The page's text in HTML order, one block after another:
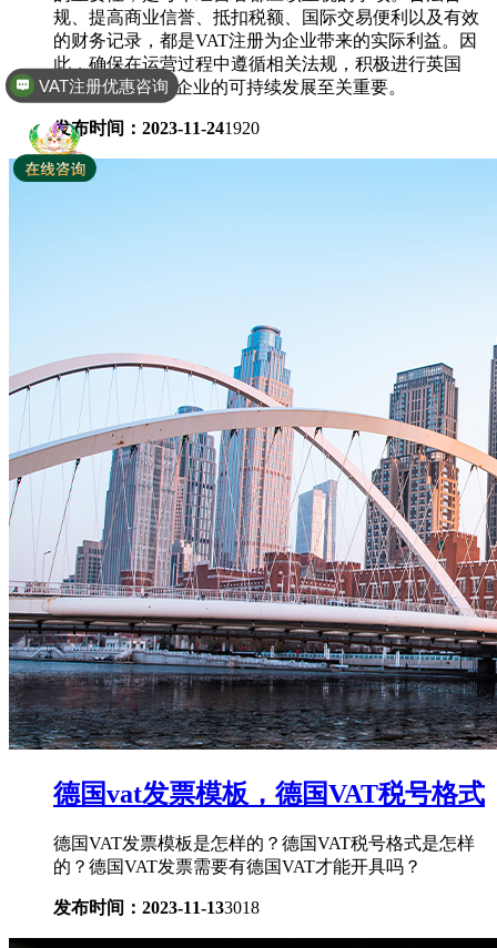
规、提高商业信誉、抵扣税额、国际交易便利以及有效
的财务记录，都是VAT注册为企业带来的实际利益。因
此，确保在运营过程中遵循相关法规，积极进行英国
VAT注册，对于企业的可持续发展至关重要。
发布时间：2023-11-241920
德国vat发票模板，德国VAT税号格式
德国VAT发票模板是怎样的？德国VAT税号格式是怎样
的？德国VAT发票需要有德国VAT才能开具吗？
发布时间：2023-11-133018
全球商标专利注册